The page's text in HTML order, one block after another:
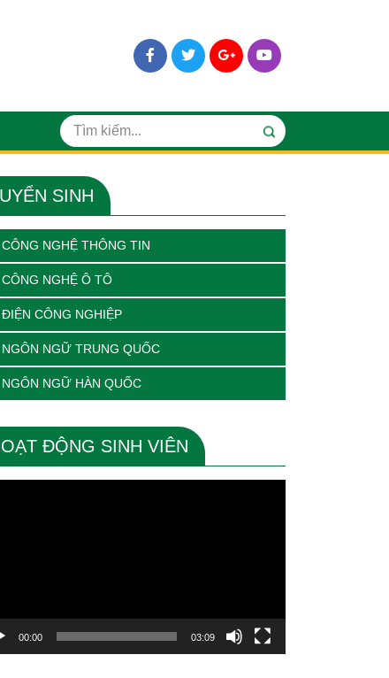
SINH
CÔNG NGHỆ THÔNG TIN
CÔNG NGHỆ Ô TÔ
ĐIỆN CÔNG NGHIỆP
NGÔN NGỮ TRUNG QUỐC
NGÔN NGỮ HÀN QUỐC
ĐỘNG SINH VIÊN
00:00 03:09